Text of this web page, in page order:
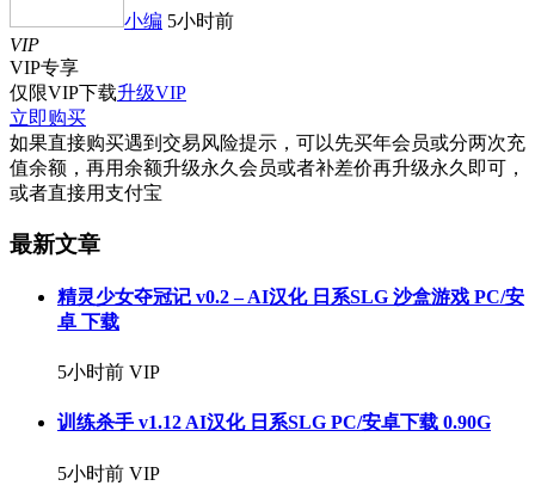
小编 5小时前
VIP
VIP专享
仅限VIP下载升级VIP
立即购买
如果直接购买遇到交易风险提示，可以先买年会员或分两次充
值余额，再用余额升级永久会员或者补差价再升级永久即可，
或者直接用支付宝
最新文章
精灵少女夺冠记 v0.2 – AI汉化 日系SLG 沙盒游戏 PC/安
卓 下载
5小时前 VIP
训练杀手 v1.12 AI汉化 日系SLG PC/安卓下载 0.90G
5小时前 VIP